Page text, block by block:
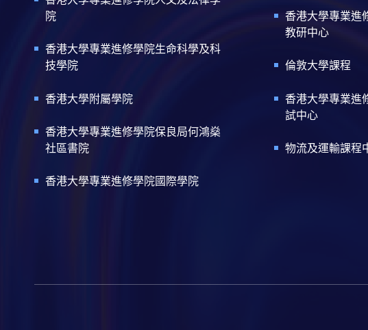
院
香港大學專業進修學院生命科學及科
技學院
香港大學附屬學院
香港大學專業進修學院保良局何鴻燊
社區書院
香港大學專業進修學院國際學院
香港大學專業進
教研中心
倫敦大學課程
香港大學專業進
試中心
物流及運輸課程